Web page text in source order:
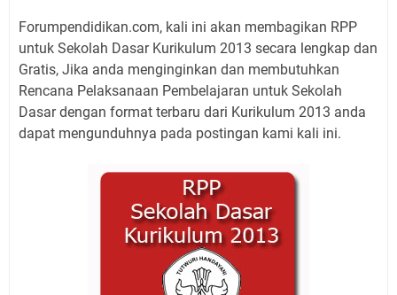
Forumpendidikan.com, kali ini akan membagikan RPP
untuk Sekolah Dasar Kurikulum 2013 secara lengkap dan
Gratis, Jika anda menginginkan dan membutuhkan
Rencana Pelaksanaan Pembelajaran untuk Sekolah
Dasar dengan format terbaru dari Kurikulum 2013 anda
dapat mengunduhnya pada postingan kami kali ini.